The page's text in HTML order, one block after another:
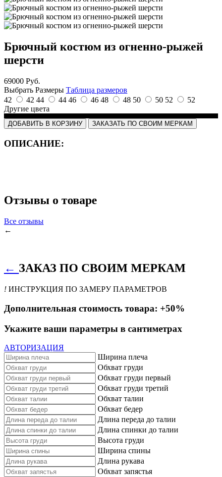
Брючный костюм из огненно-рыжей
шерсти
69000 Руб.
Выбрать Размеры Таблица размеров
42
42 44 44 46 46 48 48 50 50 52
52
Другие цвета
ДОБАВИТЬ В КОРЗИНУ ЗАКАЗАТЬ ПО СВОИМ МЕРКАМ
ОПИСАНИЕ:
Отзывы о товаре
Все отзывы
←
← ЗАКАЗ ПО СВОИМ МЕРКАМ
! ИНСТРУКЦИЯ ПО ЗАМЕРУ ПАРАМЕТРОВ
Дополнительная стоимость товара: +50%
Укажите ваши параметры в сантиметрах
АВТОРИЗАЦИЯ
Ширина плеча
Обхват груди
Обхват груди первый
Обхват груди третий
Обхват талии
Обхват бедер
Длина переда до талии
Длина спинки до талии
Высота груди
Ширина спины
Длина рукава
Обхват запястья